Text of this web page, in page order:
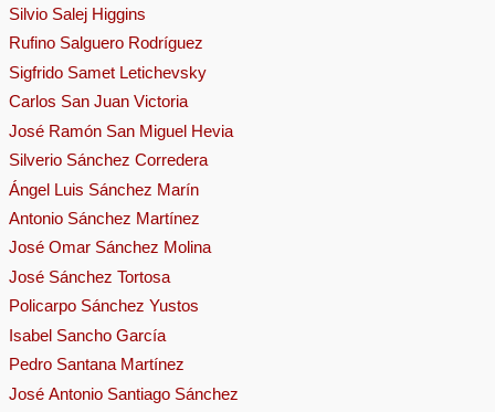
Silvio Salej Higgins
Rufino Salguero Rodríguez
Sigfrido Samet Letichevsky
Carlos San Juan Victoria
José Ramón San Miguel Hevia
Silverio Sánchez Corredera
Ángel Luis Sánchez Marín
Antonio Sánchez Martínez
José Omar Sánchez Molina
José Sánchez Tortosa
Policarpo Sánchez Yustos
Isabel Sancho García
Pedro Santana Martínez
José Antonio Santiago Sánchez